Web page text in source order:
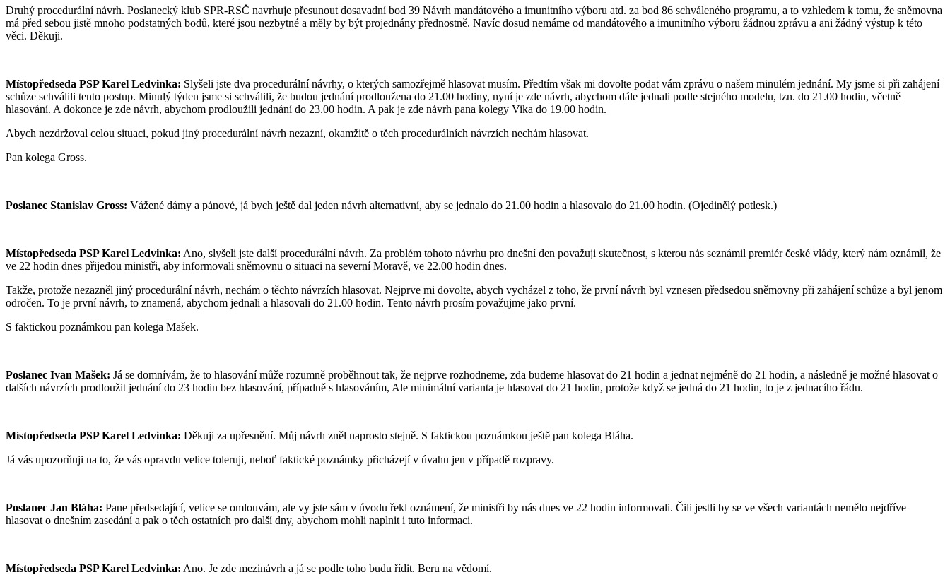
Druhý procedurální návrh. Poslanecký klub SPR-RSČ navrhuje přesunout dosavadní bod 39 Návrh mandátového a imunitního výboru atd. za bod 86 schváleného programu, a to vzhledem k tomu, že sněmovna
má před sebou jistě mnoho podstatných bodů, které jsou nezbytné a měly by být projednány přednostně. Navíc dosud nemáme od mandátového a imunitního výboru žádnou zprávu a ani žádný výstup k této
věci. Děkuji.
Místopředseda PSP Karel Ledvinka: Slyšeli jste dva procedurální návrhy, o kterých samozřejmě hlasovat musím. Předtím však mi dovolte podat vám zprávu o našem minulém jednání. My jsme si při zahájení
schůze schválili tento postup. Minulý týden jsme si schválili, že budou jednání prodloužena do 21.00 hodiny, nyní je zde návrh, abychom dále jednali podle stejného modelu, tzn. do 21.00 hodin, včetně
hlasování. A dokonce je zde návrh, abychom prodloužili jednání do 23.00 hodin. A pak je zde návrh pana kolegy Vika do 19.00 hodin.
Abych nezdržoval celou situaci, pokud jiný procedurální návrh nezazní, okamžitě o těch procedurálních návrzích nechám hlasovat.
Pan kolega Gross.
Poslanec Stanislav Gross: Vážené dámy a pánové, já bych ještě dal jeden návrh alternativní, aby se jednalo do 21.00 hodin a hlasovalo do 21.00 hodin. (Ojedinělý potlesk.)
Místopředseda PSP Karel Ledvinka: Ano, slyšeli jste další procedurální návrh. Za problém tohoto návrhu pro dnešní den považuji skutečnost, s kterou nás seznámil premiér české vlády, který nám oznámil, že
ve 22 hodin dnes přijedou ministři, aby informovali sněmovnu o situaci na severní Moravě, ve 22.00 hodin dnes.
Takže, protože nezazněl jiný procedurální návrh, nechám o těchto návrzích hlasovat. Nejprve mi dovolte, abych vycházel z toho, že první návrh byl vznesen předsedou sněmovny při zahájení schůze a byl jenom
odročen. To je první návrh, to znamená, abychom jednali a hlasovali do 21.00 hodin. Tento návrh prosím považujme jako první.
S faktickou poznámkou pan kolega Mašek.
Poslanec Ivan Mašek: Já se domnívám, že to hlasování může rozumně proběhnout tak, že nejprve rozhodneme, zda budeme hlasovat do 21 hodin a jednat nejméně do 21 hodin, a následně je možné hlasovat o
dalších návrzích prodloužit jednání do 23 hodin bez hlasování, případně s hlasováním, Ale minimální varianta je hlasovat do 21 hodin, protože když se jedná do 21 hodin, to je z jednacího řádu.
Místopředseda PSP Karel Ledvinka: Děkuji za upřesnění. Můj návrh zněl naprosto stejně. S faktickou poznámkou ještě pan kolega Bláha.
Já vás upozorňuji na to, že vás opravdu velice toleruji, neboť faktické poznámky přicházejí v úvahu jen v případě rozpravy.
Poslanec Jan Bláha: Pane předsedající, velice se omlouvám, ale vy jste sám v úvodu řekl oznámení, že ministři by nás dnes ve 22 hodin informovali. Čili jestli by se ve všech variantách nemělo nejdříve
hlasovat o dnešním zasedání a pak o těch ostatních pro další dny, abychom mohli naplnit i tuto informaci.
Místopředseda PSP Karel Ledvinka: Ano. Je zde mezinávrh a já se podle toho budu řídit. Beru na vědomí.